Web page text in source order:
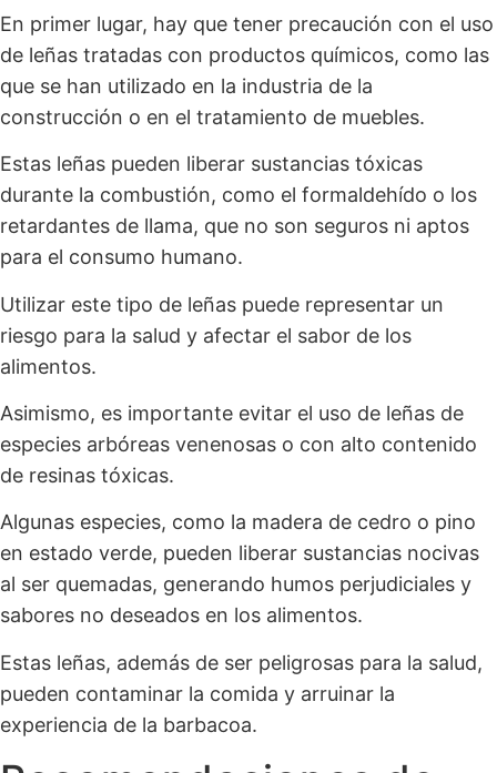
En primer lugar, hay que tener precaución con el uso
de leñas tratadas con productos químicos, como las
que se han utilizado en la industria de la
construcción o en el tratamiento de muebles.
Estas leñas pueden liberar sustancias tóxicas
durante la combustión, como el formaldehído o los
retardantes de llama, que no son seguros ni aptos
para el consumo humano.
Utilizar este tipo de leñas puede representar un
riesgo para la salud y afectar el sabor de los
alimentos.
Asimismo, es importante evitar el uso de leñas de
especies arbóreas venenosas o con alto contenido
de resinas tóxicas.
Algunas especies, como la madera de cedro o pino
en estado verde, pueden liberar sustancias nocivas
al ser quemadas, generando humos perjudiciales y
sabores no deseados en los alimentos.
Estas leñas, además de ser peligrosas para la salud,
pueden contaminar la comida y arruinar la
experiencia de la barbacoa.